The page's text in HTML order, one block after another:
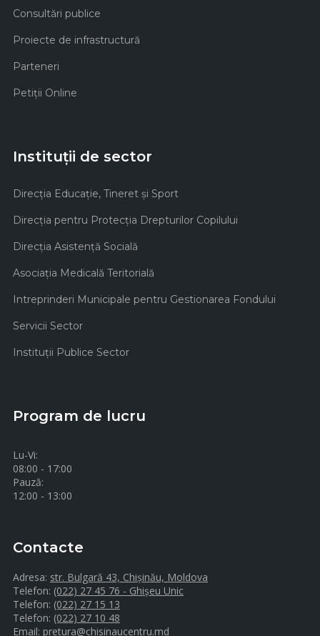
Consultări publice
Proiecte de infrastructură
Parteneri
Petiții Online
Instituții de sector
Direcţia Educaţie, Tineret şi Sport
Direcţia pentru Protecţia Drepturilor Copilului
Direcţia Asistenţă Socială
Asociaţia Medicală Teritorială
Intreprinderi Municipale pentru Gestionarea Fondului
Servicii Sector
Instituţii Publice Sector
Program de lucru
Lu-Vi:
08:00 - 17:00
Pauză:
12:00 - 13:00
Contacte
Adresa: str. Bulgară 43, Chișinău, Moldova
Telefon: (022) 27 45 76 - Ghișeu Unic
Telefon: (022) 27 15 13
Telefon: (022) 27 10 48
Email: pretura@chisinaucentru.md